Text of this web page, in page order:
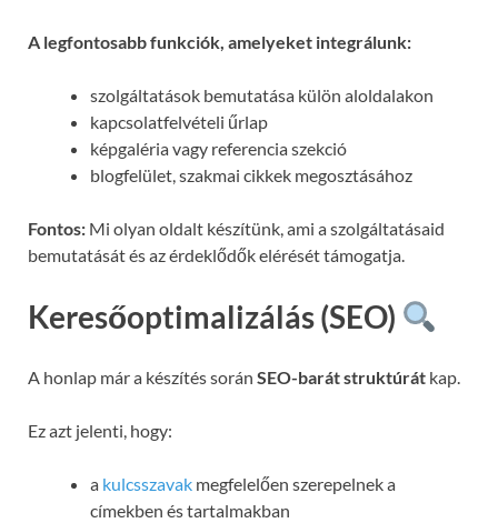
A legfontosabb funkciók, amelyeket integrálunk:
szolgáltatások bemutatása külön aloldalakon
kapcsolatfelvételi űrlap
képgaléria vagy referencia szekció
blogfelület, szakmai cikkek megosztásához
Fontos: Mi olyan oldalt készítünk, ami a szolgáltatásaid
bemutatását és az érdeklődők elérését támogatja.
Keresőoptimalizálás (SEO)
A honlap már a készítés során SEO-barát struktúrát kap.
Ez azt jelenti, hogy:
a kulcsszavak megfelelően szerepelnek a
címekben és tartalmakban